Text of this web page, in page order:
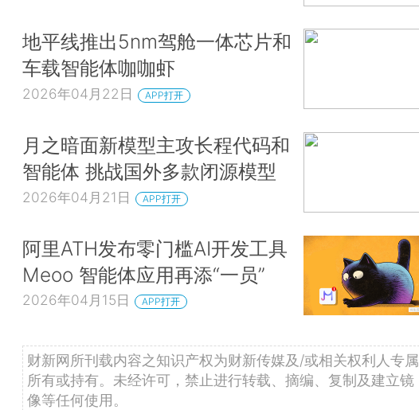
地平线推出5nm驾舱一体芯片和
车载智能体咖咖虾
2026年04月22日 APP打开
月之暗面新模型主攻长程代码和
智能体 挑战国外多款闭源模型
2026年04月21日 APP打开
阿里ATH发布零门槛AI开发工具
Meoo 智能体应用再添“一员”
2026年04月15日 APP打开
财新网所刊载内容之知识产权为财新传媒及/或相关权利人专属
所有或持有。未经许可，禁止进行转载、摘编、复制及建立镜
像等任何使用。